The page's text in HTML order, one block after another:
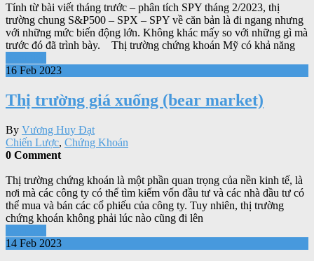
Tính từ bài viết tháng trước – phân tích SPY tháng 2/2023, thị
trường chung S&P500 – SPX – SPY về căn bản là đi ngang nhưng
với những mức biến động lớn. Không khác mấy so với những gì mà
trước đó đã trình bày. Thị trường chứng khoán Mỹ có khả năng
16 Feb 2023
Thị trường giá xuống (bear market)
By Vương Huy Đạt
Chiến Lược, Chứng Khoán
0 Comment
Thị trường chứng khoán là một phần quan trọng của nền kinh tế, là
nơi mà các công ty có thể tìm kiếm vốn đầu tư và các nhà đầu tư có
thể mua và bán các cổ phiếu của công ty. Tuy nhiên, thị trường
chứng khoán không phải lúc nào cũng đi lên
14 Feb 2023